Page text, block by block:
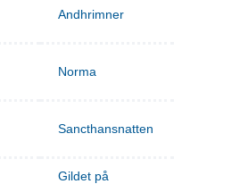
Andhrimner
Norma
Sancthansnatten
Gildet på